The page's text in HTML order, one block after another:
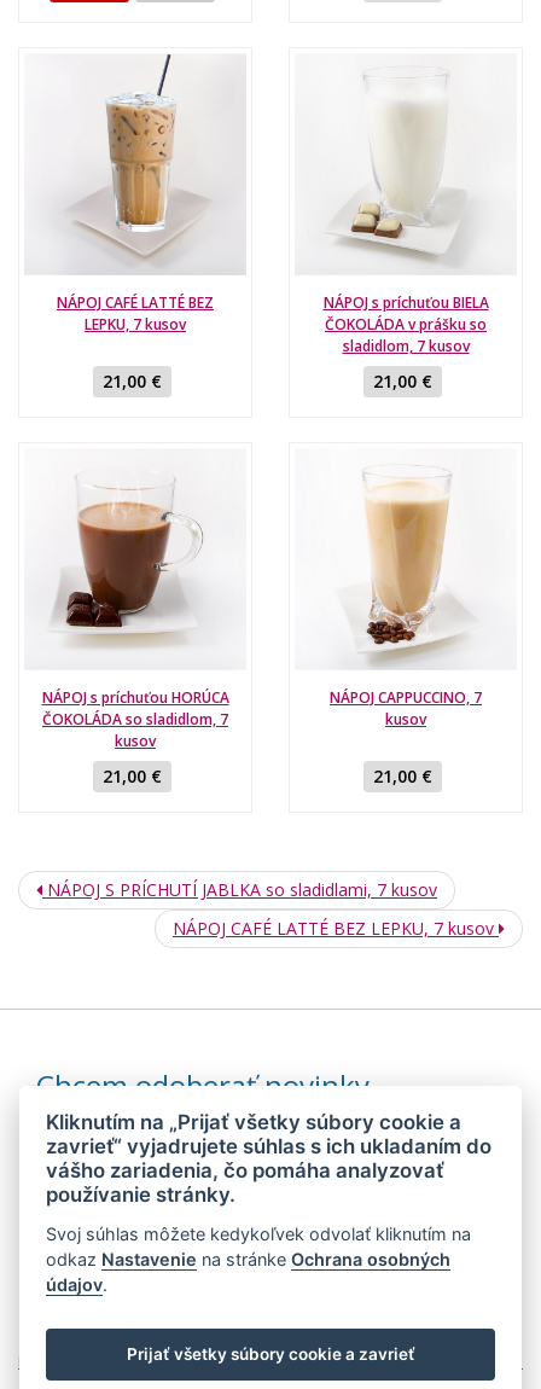
NÁPOJ CAFÉ LATTÉ BEZ
LEPKU, 7 kusov
21,00 €
NÁPOJ s príchuťou BIELA
ČOKOLÁDA v prášku so
sladidlom, 7 kusov
21,00 €
NÁPOJ s príchuťou HORÚCA
ČOKOLÁDA so sladidlom, 7
kusov
21,00 €
NÁPOJ CAPPUCCINO, 7
kusov
21,00 €
NÁPOJ S PRÍCHUTÍ JABLKA so sladidlami, 7 kusov
NÁPOJ CAFÉ LATTÉ BEZ LEPKU, 7 kusov
Chcem odoberať novinky
Odoslaním súhlasím sospracovaním mojich osobných údajov
© 2026 MEDIDIET® - METÓDA, KTORÁ DÁVA CHUŤ ZCHUBNÚŤ!
Web:
Kliknutím na „Prijať všetky súbory cookie a
zavrieť“ vyjadrujete súhlas s ich ukladaním do
vášho zariadenia, čo pomáha analyzovať
používanie stránky.
Svoj súhlas môžete kedykoľvek odvolať kliknutím na
odkaz Nastavenie na stránkeOchrana osobných
údajov.
Prijať všetky súbory cookie a zavrieť